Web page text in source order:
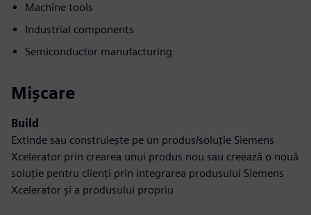
Machine tools
Industrial components
Semiconductor manufacturing
Mișcare
Build
Extinde sau construiește pe un produs/soluție Siemens
Xcelerator prin crearea unui produs nou sau creează o nouă
soluție pentru clienți prin integrarea produsului Siemens
Xcelerator și a produsului propriu